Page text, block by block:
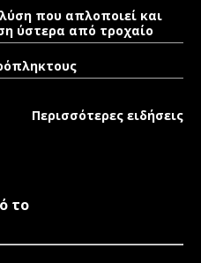
που απλοποιεί και
ύστερα από τροχαίο
Περισσότερες ειδήσεις
το